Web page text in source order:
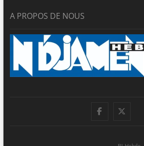
A PROPOS DE NOUS
facebook